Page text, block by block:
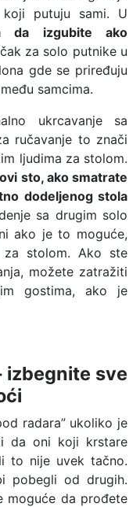
koji putuju sami. U
da izgubite ako
za solo putnike u
gde se priređuju
samcima.
ukrcavanje sa
ručavanje to znači
ljudima za stolom.
sto, ako smatrate
dodeljenog stola
sa drugim solo
ako je to moguće,
za stolom. Ako ste
možete zatražiti
gostima, ako je
izbegnite sve
radara” ukoliko je
da oni koji krstare
to nije uvek tačno.
pobegli od drugih.
moguće da prođete